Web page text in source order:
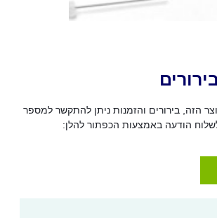
הזה, בירורים והזמנות ניתן להתקשר למספר